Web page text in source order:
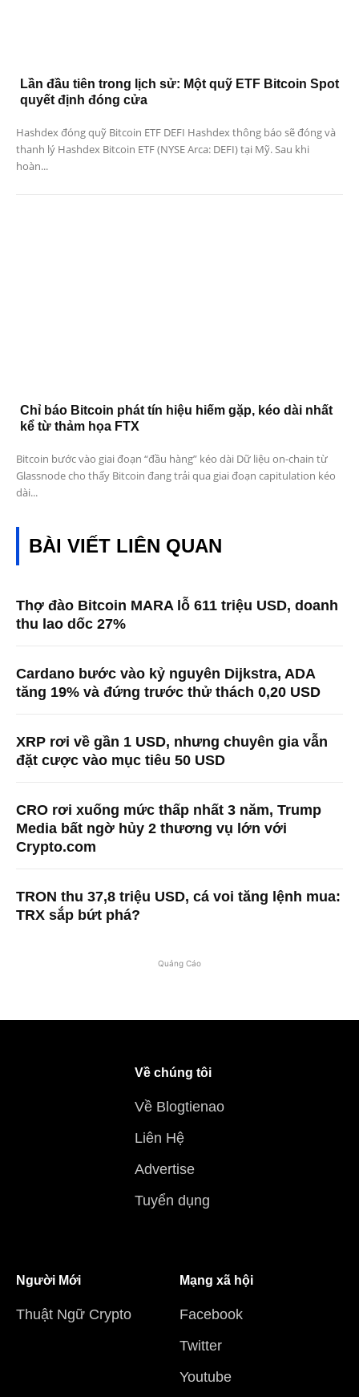
Lần đầu tiên trong lịch sử: Một quỹ ETF Bitcoin Spot
quyết định đóng cửa
Hashdex đóng quỹ Bitcoin ETF DEFI Hashdex thông báo sẽ đóng và
thanh lý Hashdex Bitcoin ETF (NYSE Arca: DEFI) tại Mỹ. Sau khi
hoàn...
Chỉ báo Bitcoin phát tín hiệu hiếm gặp, kéo dài nhất
kể từ thảm họa FTX
Bitcoin bước vào giai đoạn “đầu hàng” kéo dài Dữ liệu on-chain từ
Glassnode cho thấy Bitcoin đang trải qua giai đoạn capitulation kéo
dài...
BÀI VIẾT LIÊN QUAN
Thợ đào Bitcoin MARA lỗ 611 triệu USD, doanh
thu lao dốc 27%
Cardano bước vào kỷ nguyên Dijkstra, ADA
tăng 19% và đứng trước thử thách 0,20 USD
XRP rơi về gần 1 USD, nhưng chuyên gia vẫn
đặt cược vào mục tiêu 50 USD
CRO rơi xuống mức thấp nhất 3 năm, Trump
Media bất ngờ hủy 2 thương vụ lớn với
Crypto.com
TRON thu 37,8 triệu USD, cá voi tăng lệnh mua:
TRX sắp bứt phá?
Quảng Cáo
Về chúng tôi
Về Blogtienao
Liên Hệ
Advertise
Tuyển dụng
Người Mới
Thuật Ngữ Crypto
Mạng xã hội
Facebook
Twitter
Youtube